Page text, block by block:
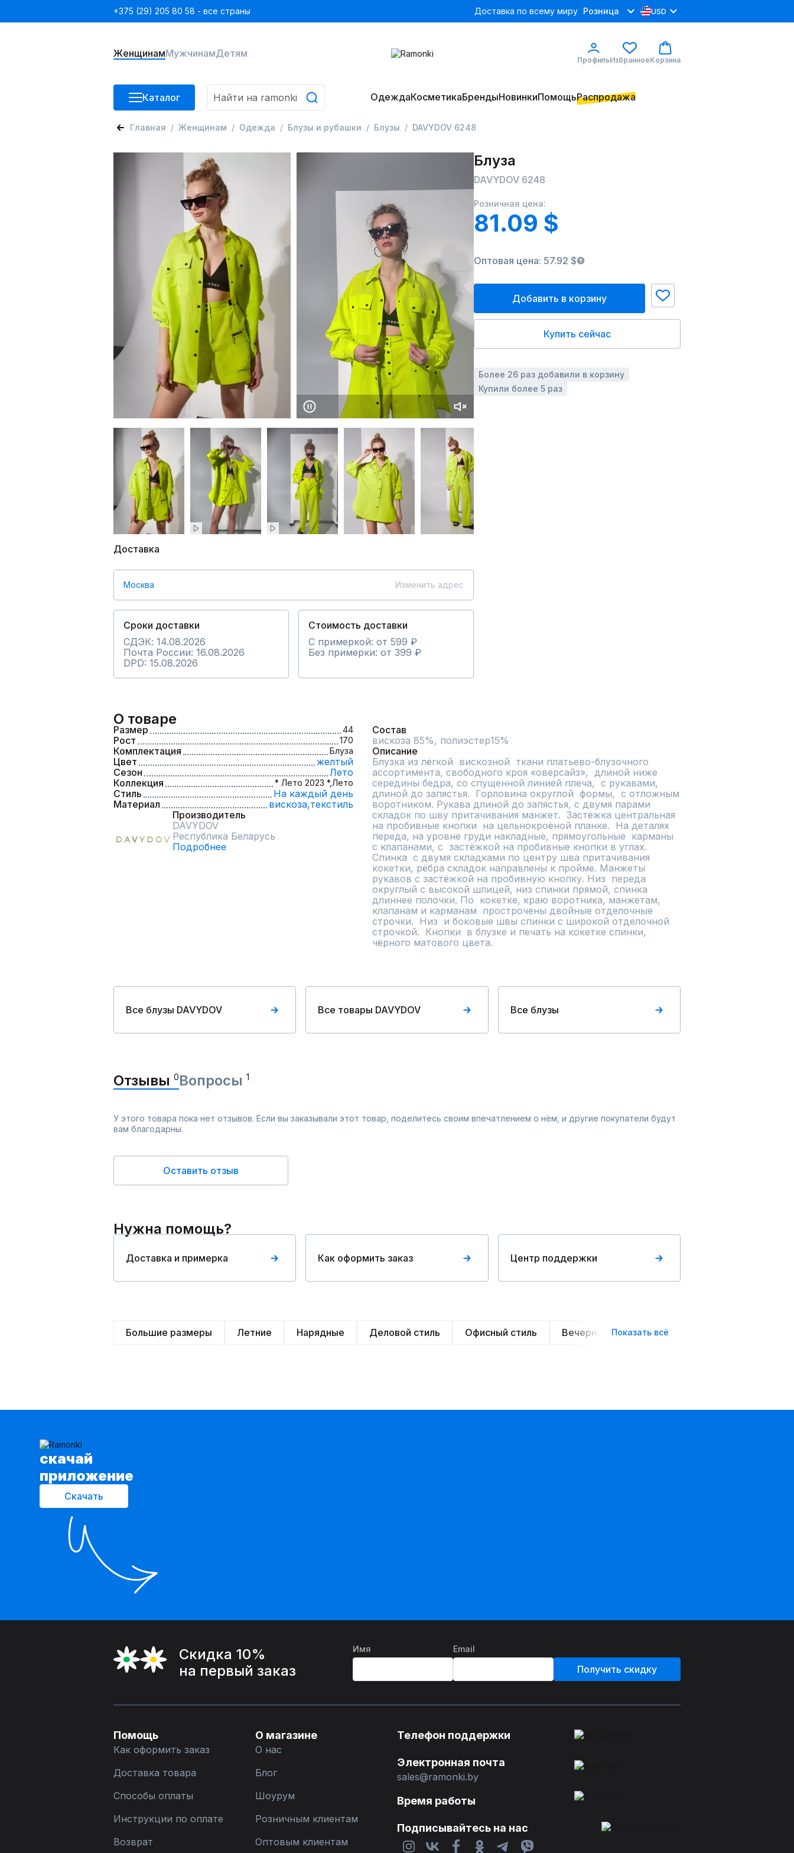
+375 (29) 205 80 58 - все страны Доставка по всему миру Розница USD
ЖенщинамМужчинамДетям
ПрофильИзбранноеКорзина
Каталог ОдеждаКосметикаБрендыНовинкиПомощьРаспродажа
Главная Женщинам Одежда Блузы и рубашки Блузы DAVYDOV 6248
Доставка
Москва Изменить адрес
Сроки доставки
СДЭК: 14.08.2026
Почта России: 16.08.2026
DPD: 15.08.2026
Стоимость доставки
С примеркой: от 599 ₽
Без примерки: от 399 ₽
Блуза
DAVYDOV 6248
Розничная цена:
81.09 $
Оптовая цена: 57.92 $
Добавить в корзину
Купить сейчас
Более 26 раз добавили в корзину
Купили более 5 раз
О товаре
Размер 44
Рост 170
Комплектация Блуза
Цвет
желтый
Сезон
Лето
Коллекция
* Лето 2023 *,Лето
Стиль
На каждый день
Материал
вискоза,текстиль
Производитель
DAVYDOV
Республика Беларусь
Подробнее
Состав
вискоза 85%, полиэстер15%
Описание
Блузка из лёгкой  вискозной  ткани платьево-блузочного
ассортимента, свободного кроя «оверсайз»,  длиной ниже
середины бедра, со спущенной линией плеча,  с рукавами,
длиной до запястья.  Горловина округлой  формы,  с отложным
воротником. Рукава длиной до запястья, с двумя парами
складок по шву притачивания манжет.  Застёжка центральная
на пробивные кнопки  на цельнокроёной планке.  На деталях
переда, на уровне груди накладные, прямоугольные  карманы
с клапанами, с  застёжкой на пробивные кнопки в углах.
Спинка  с двумя складками по центру шва притачивания
кокетки, рёбра складок направлены к пройме. Манжеты
рукавов с застёжкой на пробивную кнопку. Низ  переда
округлый с высокой шлицей, низ спинки прямой, спинка
длиннее полочки. По  кокетке, краю воротника, манжетам,
клапанам и карманам  прострочены двойные отделочные
строчки.  Низ  и боковые швы спинки с широкой отделочной
строчкой.  Кнопки  в блузке и печать на кокетке спинки,
чёрного матового цвета.
Все блузы DAVYDOV Все товары DAVYDOV Все блузы
Отзывы 0Вопросы 1
У этого товара пока нет отзывов. Если вы заказывали этот товар, поделитесь своим впечатлением о нём, и другие покупатели будут
вам благодарны.
Оставить отзыв
Нужна помощь?
Доставка и примерка Как оформить заказ Центр поддержки
Большие размеры Летние Нарядные Деловой стиль Офисный стиль Вечерние Классические
Показать всё
cкачай
приложение
Скачать
Скидка 10%
на первый заказ
Имя Email
Получить скидку
Помощь
Как оформить заказ
Доставка товара
Способы оплаты
Инструкции по оплате
Возврат
О магазине
О нас
Блог
Шоурум
Розничным клиентам
Оптовым клиентам
Телефон поддержки
Электронная почта
sales@ramonki.by
Время работы
Подписывайтесь на нас